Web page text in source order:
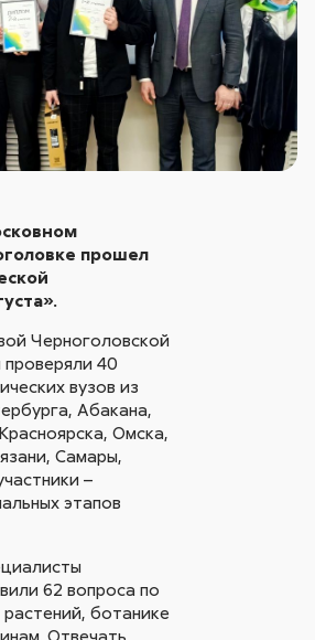
прошел
Черноголовской
40
вузов из
Абакана,
Омска,
Самары,
–
этапов
62 вопроса по
ботанике
Отвечать